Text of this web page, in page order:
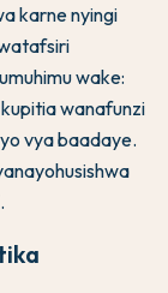
karne nyingi
wake:
wanafunzi
vya baadaye.